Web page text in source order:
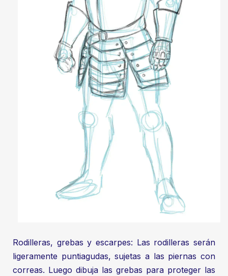
Rodilleras, grebas y escarpes: Las rodilleras serán
ligeramente puntiagudas, sujetas a las piernas con
correas. Luego dibuja las grebas para proteger las